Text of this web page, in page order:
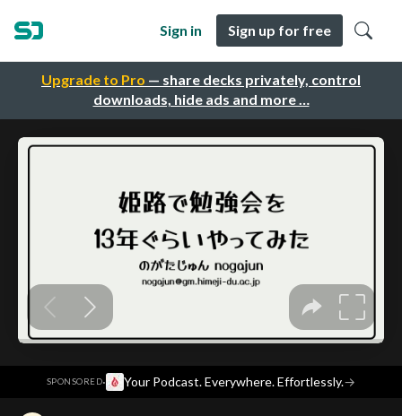
Upgrade to Pro — share decks privately, control
downloads, hide ads and more …
Sign in Sign up for free
SPONSORED· Your Podcast. Everywhere. Effortlessly.→